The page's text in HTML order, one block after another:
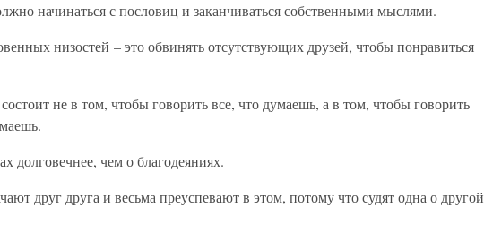
начинаться с пословиц и заканчиваться собственными мыслями.
низостей – это обвинять отсутствующих друзей, чтобы понравиться
не в том, чтобы говорить все, что думаешь, а в том, чтобы говорить
долговечнее, чем о благодеяниях.
друг друга и весьма преуспевают в этом, потому что судят одна о другой